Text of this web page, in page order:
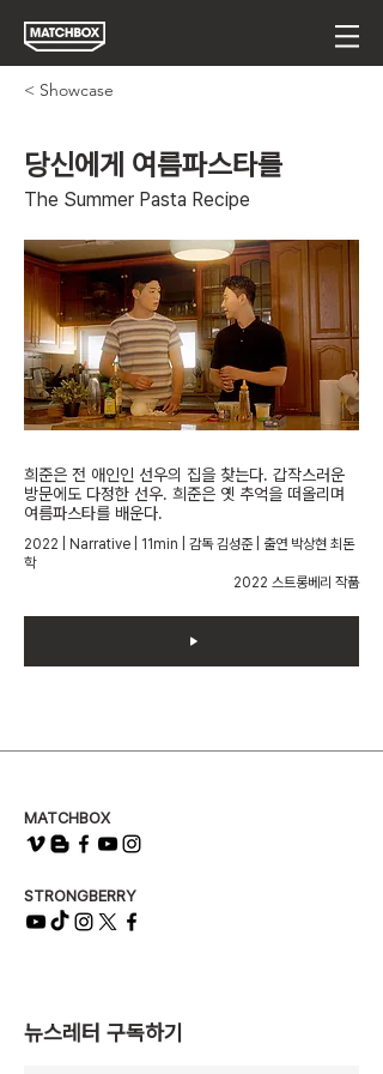
< Showcase
당신에게 여름파스타를
The Summer Pasta Recipe
희준은 전 애인인 선우의 집을 찾는다. 갑작스러운
방문에도 다정한 선우. 희준은 옛 추억을 떠올리며
여름파스타를 배운다.
2022 | Narrative | 11min | 감독 김성준 | 출연 박상현 최돈
학
2022 스트롱베리 작품
MATCHBOX
STRONGBERRY
뉴스레터 구독하기